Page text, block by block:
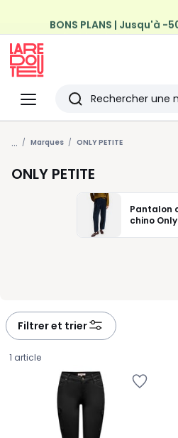
BONS PLANS | Jusqu'à -
Profitez de la livraison
Menu
Redoute
Rechercher
Les
derniers
articles
consultés
... Marques ONLY PETITE
ONLY PETITE
Pantalon
chino
Filtrer et trier
1 article